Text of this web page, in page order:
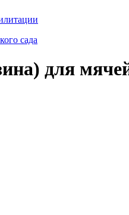
сада
для